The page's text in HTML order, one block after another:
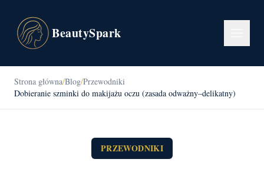
BeautySpark
Strona główna/Blog/Przewodniki
Dobieranie szminki do makijażu oczu (zasada odważny–delikatny)
PRZEWODNIKI